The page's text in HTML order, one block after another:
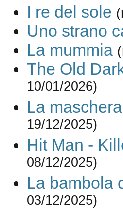
I re del sole
Uno strano
La mummia
The Old
10/01/2026)
La
19/12/2025)
Hit Man -
08/12/2025)
La bambola
03/12/2025)